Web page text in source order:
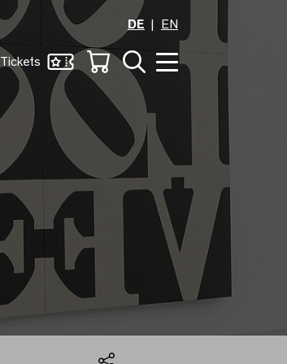
DE
EN
Tickets